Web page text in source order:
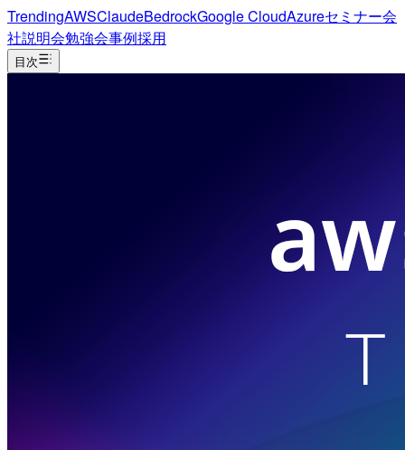
TrendingAWSClaudeBedrockGoogle CloudAzureセミナー会
社説明会勉強会事例採用
目次